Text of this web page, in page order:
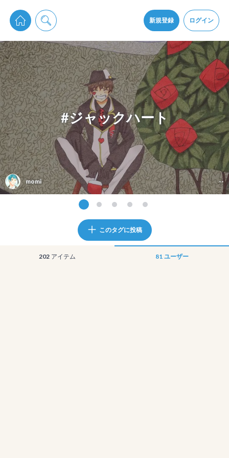
新規登録 ログイン
pixiv Sketchは2024年5月28日付で プライパシーポリシーを改定しました。
通知を受け取るにはここをクリックします
pixiv Sketchアプリでさらに快適に！
アプリをインストール
#ジャックハート
momi --
このタグに投稿
202 アイテム 81 ユーザー